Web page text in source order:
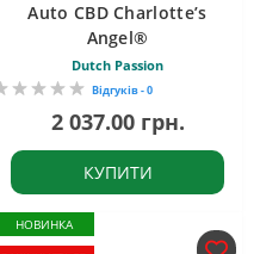
Auto CBD Charlotte’s
Angel®
Dutch Passion
Відгуків - 0
2 037.00 грн.
КУПИТИ
НОВИНКА